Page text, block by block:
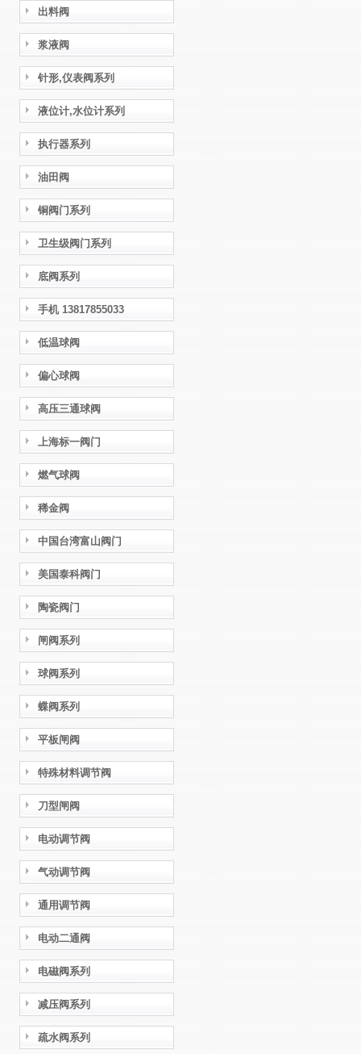
出料阀
浆液阀
针形,仪表阀系列
液位计,水位计系列
执行器系列
油田阀
铜阀门系列
卫生级阀门系列
底阀系列
手机 13817855033
低温球阀
偏心球阀
高压三通球阀
上海标一阀门
燃气球阀
稀金阀
中国台湾富山阀门
美国泰科阀门
陶瓷阀门
闸阀系列
球阀系列
蝶阀系列
平板闸阀
特殊材料调节阀
刀型闸阀
电动调节阀
气动调节阀
通用调节阀
电动二通阀
电磁阀系列
减压阀系列
疏水阀系列